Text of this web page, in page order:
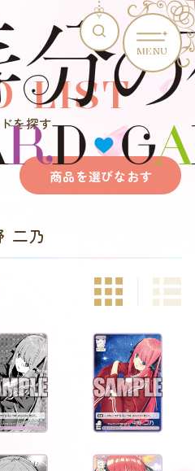
MENU
LIST
を探す
商品を選びなおす
二乃